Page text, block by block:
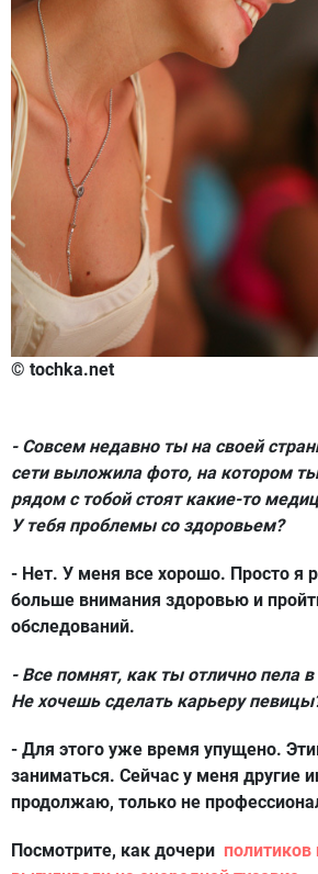
© tochka.net
- Совсем недавно ты на своей
сети выложила фото, на котором
рядом с тобой стоят какие-то
У тебя проблемы со здоровьем?
- Нет. У меня все хорошо. Просто я
больше внимания здоровью и
обследований.
- Все помнят, как ты отлично пела
Не хочешь сделать карьеру
- Для этого уже время упущено.
заниматься. Сейчас у меня другие
продолжаю, только не
Посмотрите, как дочери